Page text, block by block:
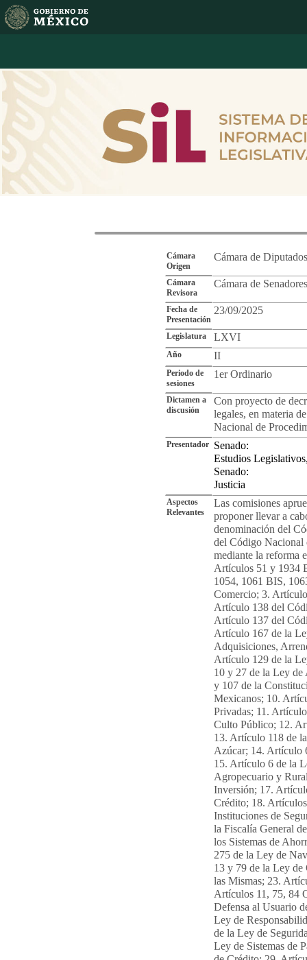
Cámara
Origen
Cámara de Diputados
Cámara
Revisora
Cámara de Senadores
Fecha de
Presentación
23/09/2025
Legislatura LXVI
Año II
Periodo de
sesiones
1er Ordinario
Dictamen a
discusión
Con proyecto de
legales, en materia
Nacional de
Presentador Senado:
Estudios
Senado:
Justicia
Aspectos
Relevantes
Las comisiones
proponer llevar a
denominación del
del Código Nacional
mediante la reforma
Artículos 51 y 1934
1054, 1061 BIS,
Comercio; 3.
Artículo 138 del
Artículo 137 del
Artículo 167 de la
Adquisiciones,
Artículo 129 de la
10 y 27 de la Ley de
y 107 de la
Mexicanos; 10.
Privadas; 11.
Culto Público; 12.
13. Artículo 118 de
Azúcar; 14. Artículo
15. Artículo 6 de la
Agropecuario y
Inversión; 17.
Crédito; 18.
Instituciones de
la Fiscalía General
los Sistemas de
275 de la Ley de
13 y 79 de la Ley de
las Mismas; 23.
Artículos 11, 75, 84
Defensa al Usuario
Ley de
de la Ley de
Ley de Sistemas de